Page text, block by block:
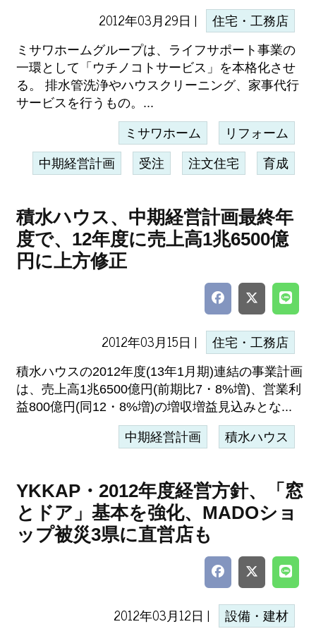
2012年03月29日 | 住宅・工務店
ミサワホームグループは、ライフサポート事業の
一環として「ウチノコトサービス」を本格化させ
る。 排水管洗浄やハウスクリーニング、家事代行
サービスを行うもの。...
ミサワホーム リフォーム
中期経営計画 受注 注文住宅 育成
積水ハウス、中期経営計画最終年
度で、12年度に売上高1兆6500億
円に上方修正
2012年03月15日 | 住宅・工務店
積水ハウスの2012年度(13年1月期)連結の事業計画
は、売上高1兆6500億円(前期比7・8%増)、営業利
益800億円(同12・8%増)の増収増益見込みとな...
中期経営計画 積水ハウス
YKKAP・2012年度経営方針、「窓
とドア」基本を強化、MADOショ
ップ被災3県に直営店も
2012年03月12日 | 設備・建材